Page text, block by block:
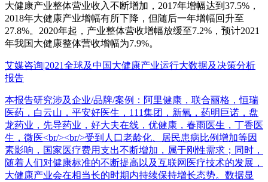
大健康产业整体营业收入不断增加，2017年增幅达到37.5%，
2018年大健康产业增幅有所下降，但随后一年增幅回升至
27.8%。2020年起，产业整体营收增幅放缓至7.2%，预计2021
年我国大健康整体营收增幅为7.9%。
艾媒咨询|2021全球及中国大健康产业运行大数据及决策分析
报告
本报告研究涉及企业/品牌/案例：阿里健康，联合丽格，恒瑞
医药，白云山，平安好医生，111集团，新氧，药明巨诺，盘
龙药业，先导药业，好大夫在线，优健康，春雨医生，丁香医
生，微医<br/><br/>受到人口老龄化、居民患病比例增加等因
素影响，国家医疗费用支出不断增加，属于刚性需求；同时，
随着人们对健康标准的不断提高以及互联网医疗技术的发展，
大健康产业会在相当长的时期内持续保持增长态势。数据显